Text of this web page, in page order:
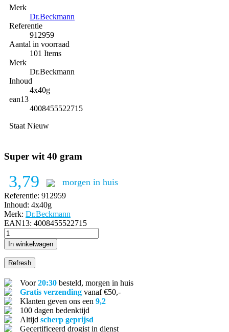
Merk
Dr.Beckmann
Referentie
912959
Aantal in voorraad
101 Items
Merk
Dr.Beckmann
Inhoud
4x40g
ean13
4008455522715
Staat Nieuw
Super wit 40 gram
3,79 morgen in huis
Referentie: 912959
Inhoud: 4x40g
Merk: Dr.Beckmann
EAN13: 4008455522715
In winkelwagen
Voor20:30 besteld, morgen in huis
Gratis verzending vanaf €50,-
Klanten geven ons een 9,2
100 dagen bedenktijd
Altijd scherp geprijsd
Gecertificeerd drogist in dienst